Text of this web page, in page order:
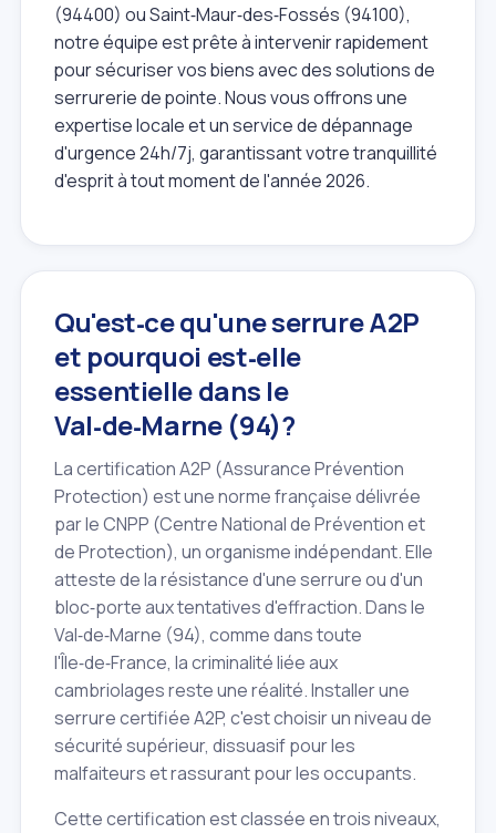
(94400) ou Saint‑Maur‑des‑Fossés (94100),
notre équipe est prête à intervenir rapidement
pour sécuriser vos biens avec des solutions de
serrurerie de pointe. Nous vous offrons une
expertise locale et un service de dépannage
d'urgence 24h/7j, garantissant votre tranquillité
d'esprit à tout moment de l'année 2026.
Qu'est‑ce qu'une serrure A2P
et pourquoi est‑elle
essentielle dans le
Val‑de‑Marne (94)?
La certification A2P (Assurance Prévention
Protection) est une norme française délivrée
par le CNPP (Centre National de Prévention et
de Protection), un organisme indépendant. Elle
atteste de la résistance d'une serrure ou d'un
bloc‑porte aux tentatives d'effraction. Dans le
Val‑de‑Marne (94), comme dans toute
l'Île‑de‑France, la criminalité liée aux
cambriolages reste une réalité. Installer une
serrure certifiée A2P, c'est choisir un niveau de
sécurité supérieur, dissuasif pour les
malfaiteurs et rassurant pour les occupants.
Cette certification est classée en trois niveaux,